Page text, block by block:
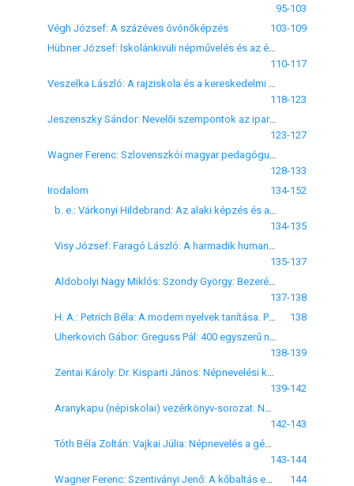
95-103
Végh József: A százéves óvónőképzés
103-109
110-117
118-123
Jeszenszky Sándor: Nevelői szempontok az iparostanonc képzésben
123-127
128-133
Irodalom
134-152
134-135
135-137
137-138
138
138-139
139-142
142-143
143-144
144